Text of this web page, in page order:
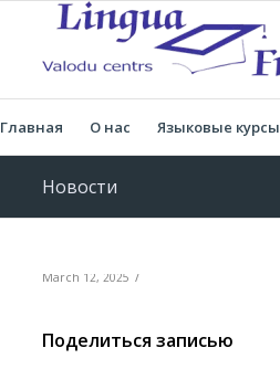
Главная О нас Языковые курсы
Новости
March 12, 2025 /
Поделиться записью